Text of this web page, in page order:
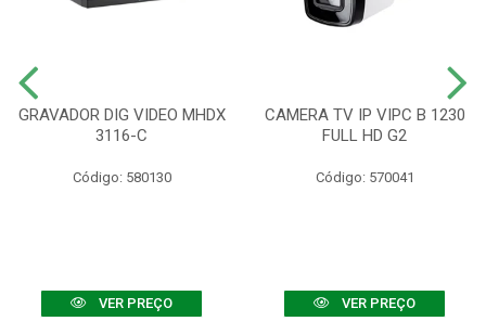
GRAVADOR DIG VIDEO MHDX
3116-C
Código: 580130
VER PREÇO
CAMERA TV IP VIPC B 1230
FULL HD G2
Código: 570041
VER PREÇO